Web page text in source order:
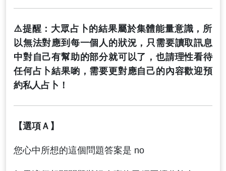
⚠️提醒：大眾占卜的結果屬於集體能量意識，所
以無法對應到每一個人的狀況，只需要讀取訊息
中對自己有幫助的部分就可以了，也請理性看待
任何占卜結果喲，需要更對應自己的內容歡迎預
約私人占卜！
【選項Ａ】
您心中所想的這個問題答案是 no